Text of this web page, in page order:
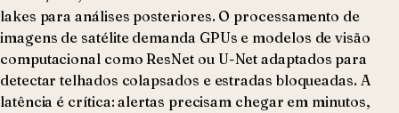
lakes para análises posteriores. O processamento de
imagens de satélite demanda GPUs e modelos de visão
computacional como ResNet ou U-Net adaptados para
detectar telhados colapsados e estradas bloqueadas. A
latência é crítica: alertas precisam chegar em minutos,